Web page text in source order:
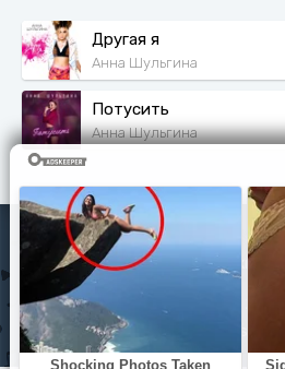
Другая я
Анна Шульгина
Потусить
Анна Шульгина
Исполнители
Политика
Читать книги
© slova-pesni.com 2020 -
оброащайтесь на почту